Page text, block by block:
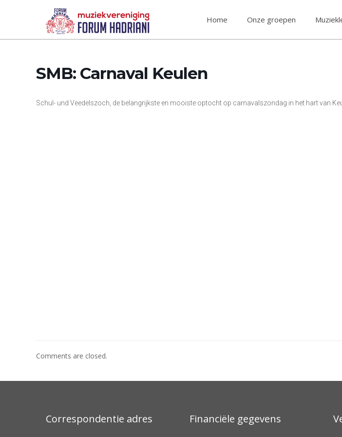
Home Onze groepen
SMB: Carnaval Keulen
Schul- und Veedelszoch, de belangrijkste en mooiste optocht op carnavalszondag in het hart van
Comments are closed.
Correspondentie adres Financiële gegevens